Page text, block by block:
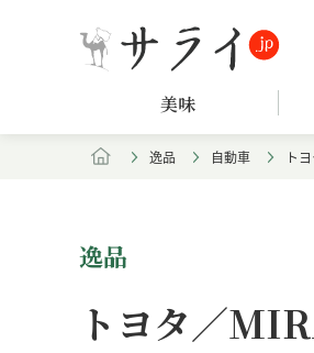
美味
逸品 自動車 ト
逸品
トヨタ／